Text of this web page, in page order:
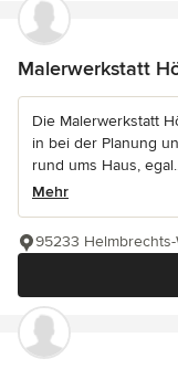
Malerwerkstatt
Die Malerwerkstatt
in bei der Planung
rund ums Haus,
Mehr
95233